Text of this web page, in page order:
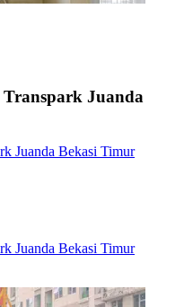
Juanda
Juanda Bekasi Timur
Juanda Bekasi Timur